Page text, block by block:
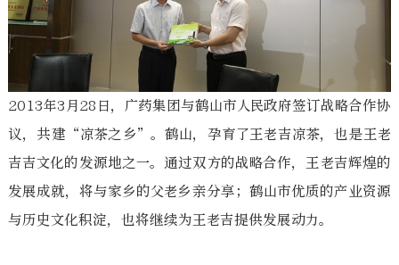
2013年3月28日，广药集团与鹤山市人民政府签订战略合作协
议，共建“凉茶之乡”。鹤山，孕育了王老吉凉茶，也是王老
吉吉文化的发源地之一。通过双方的战略合作，王老吉辉煌的
发展成就，将与家乡的父老乡亲分享；鹤山市优质的产业资源
与历史文化积淀，也将继续为王老吉提供发展动力。